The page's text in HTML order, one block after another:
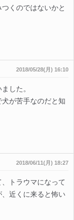
くのではないかと
2018/05/28(月) 16:10
した。
が苦手なのだと知
2018/06/11(月) 18:27
トラウマになって
近くに来ると怖い